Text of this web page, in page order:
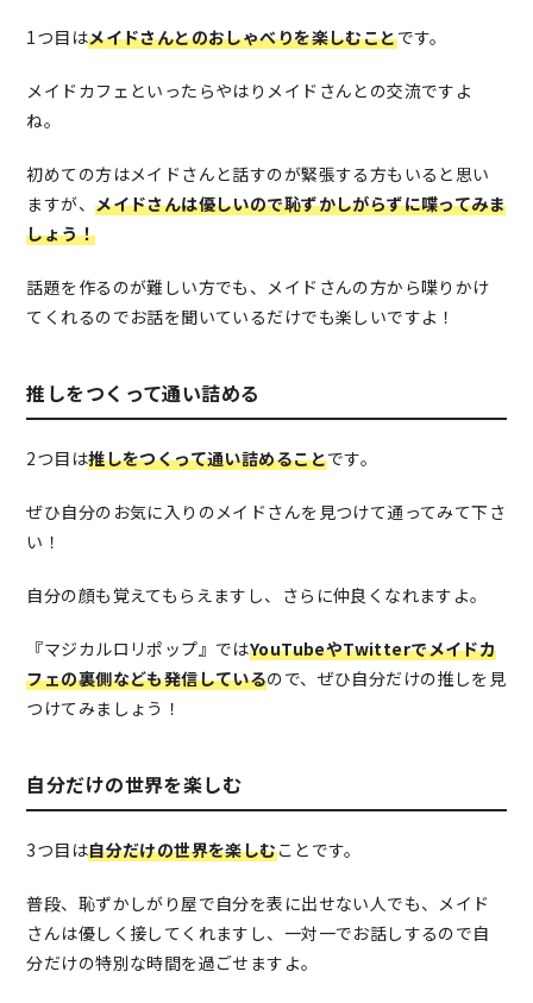
1つ目はメイドさんとのおしゃべりを楽しむことです。
メイドカフェといったらやはりメイドさんとの交流ですよ
ね。
初めての方はメイドさんと話すのが緊張する方もいると思い
ますが、メイドさんは優しいので恥ずかしがらずに喋ってみま
しょう！
話題を作るのが難しい方でも、メイドさんの方から喋りかけ
てくれるのでお話を聞いているだけでも楽しいですよ！
推しをつくって通い詰める
2つ目は推しをつくって通い詰めることです。
ぜひ自分のお気に入りのメイドさんを見つけて通ってみて下さ
い！
自分の顔も覚えてもらえますし、さらに仲良くなれますよ。
『マジカルロリポップ』ではYouTubeやTwitterでメイドカ
フェの裏側なども発信しているので、ぜひ自分だけの推しを見
つけてみましょう！
自分だけの世界を楽しむ
3つ目は自分だけの世界を楽しむことです。
普段、恥ずかしがり屋で自分を表に出せない人でも、メイド
さんは優しく接してくれますし、一対一でお話しするので自
分だけの特別な時間を過ごせますよ。